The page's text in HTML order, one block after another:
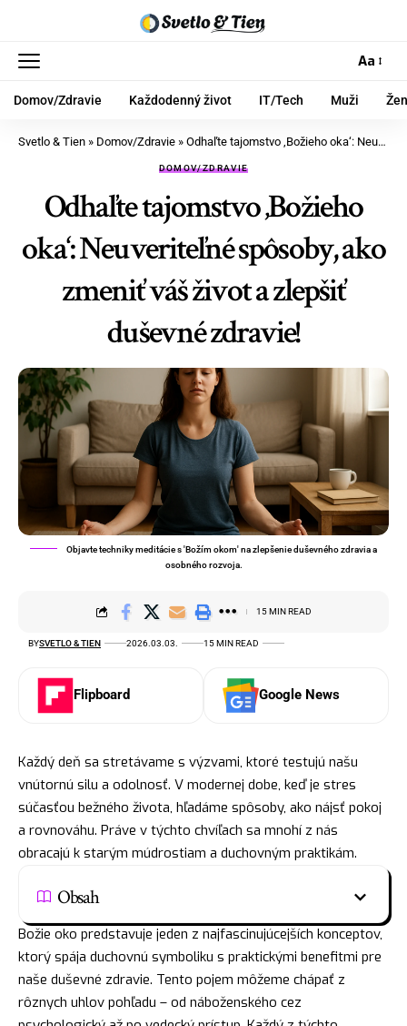
Aa
Domov/Zdravie Každodenný život IT/Tech Muži
Svetlo & Tien » Domov/Zdravie » Odhaľte tajomstvo ‚Božieho oka‘: Neuveriteľné spôsoby, ako zmeniť váš život a zlepšiť duševné zdravie!
DOMOV/ZDRAVIE
Odhaľte tajomstvo ‚Božieho
oka‘: Neuveriteľné spôsoby, ako
zmeniť váš život a zlepšiť
duševné zdravie!
Objavte techniky meditácie s 'Božím okom' na zlepšenie duševného zdravia a
osobného rozvoja.
BYSVETLO & TIEN 2026.03.03. 15 MIN READ
15 MIN READ
Flipboard Google News
Každý deň sa stretávame s výzvami, ktoré testujú našu
vnútornú silu a odolnosť. V modernej dobe, keď je stres
súčasťou bežného života, hľadáme spôsoby, ako nájsť pokoj
a rovnováhu. Práve v týchto chvíľach sa mnohí z nás
obracajú k starým múdrostiam a duchovným praktikám.
Obsah
Božie oko predstavuje jeden z najfascinujúcejších konceptov,
ktorý spája duchovnú symboliku s praktickými benefitmi pre
naše duševné zdravie. Tento pojem môžeme chápať z
rôznych uhlov pohľadu – od náboženského cez